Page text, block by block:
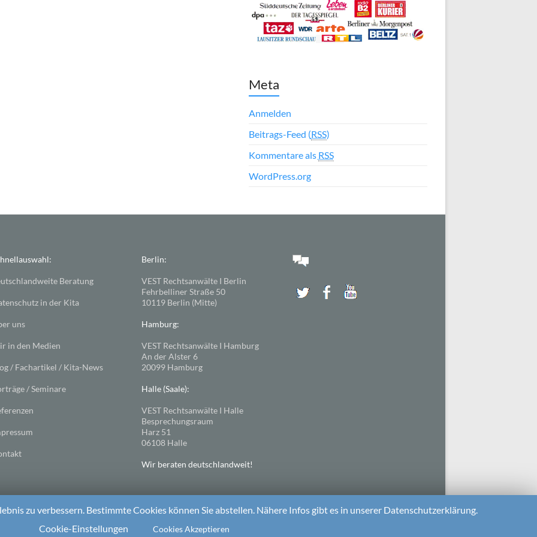
Meta
Anmelden
Beitrags-Feed (RSS)
Kommentare als RSS
WordPress.org
Beratung
in der Kita
uns
in den Medien
/ Fachartikel / Kita-News
/ Seminare
Berlin:
VEST Rechtsanwälte I Berlin
Fehrbelliner Straße 50
10119 Berlin (Mitte)
Hamburg:
VEST Rechtsanwälte I Hamburg
An der Alster 6
20099 Hamburg
Halle (Saale):
VEST Rechtsanwälte I Halle
Besprechungsraum
Harz 51
06108 Halle
Wir beraten deutschlandweit!
zu verbessern. Bestimmte Cookies können Sie abstellen. Nähere Infos gibt es in unserer Datenschutzerklärung.
Cookie-Einstellungen
Cookies Akzeptieren